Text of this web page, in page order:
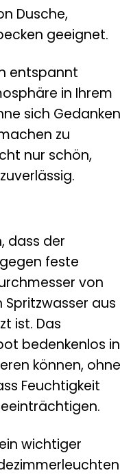
Dusche,
geeignet.
entspannt
in Ihrem
sich Gedanken
zu
nur schön,
dass der
feste
von
aus
ist. Das
bedenkenlos in
können, ohne
Feuchtigkeit
wichtiger